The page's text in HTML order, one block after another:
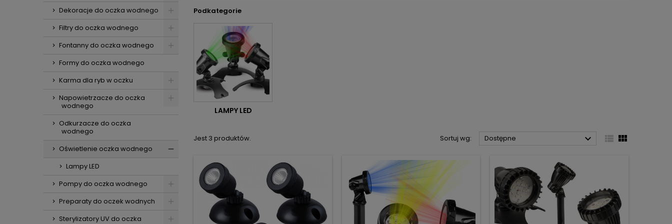
Dekoracje do oczka wodnego
Filtry do oczka wodnego
Fontanny do oczka wodnego
Formy do oczka wodnego
Karma dla ryb w oczku
Napowietrzacze do oczka
wodnego
Odkurzacze do oczka
wodnego
Oświetlenie oczka wodnego
Lampy LED
Pompy do oczka wodnego
Preparaty do oczek wodnych
Sterylizatory UV do oczka
Podkategorie
LAMPY LED
Jest 3 produktów. Sortuj wg: Dostępne   